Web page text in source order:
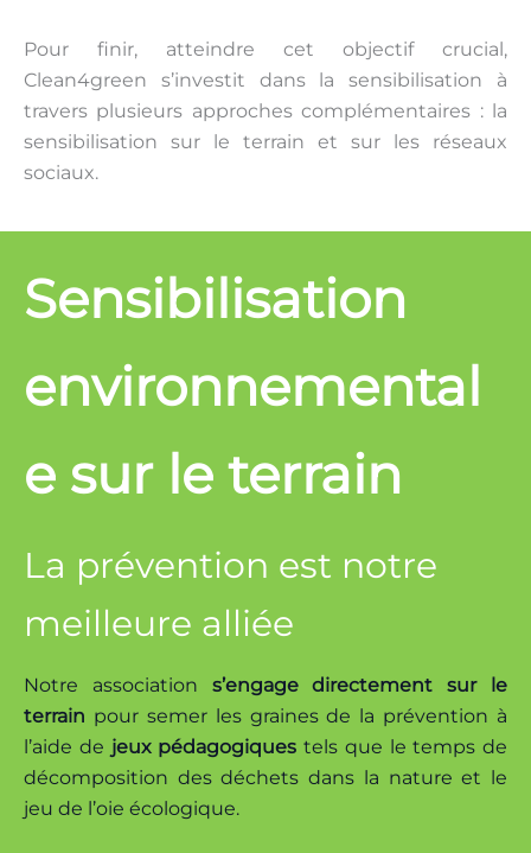
Pour finir, atteindre cet objectif crucial,
Clean4green s’investit dans la sensibilisation à
travers plusieurs approches complémentaires : la
sensibilisation sur le terrain et sur les réseaux
sociaux.
Sensibilisation
environnemental
e sur le terrain
La prévention est notre
meilleure alliée
Notre association s’engage directement sur le
terrain pour semer les graines de la prévention à
l’aide de jeux pédagogiques tels que le temps de
décomposition des déchets dans la nature et le
jeu de l’oie écologique.